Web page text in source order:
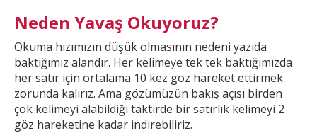
Neden Yavaş Okuyoruz?
Okuma hızımızın düşük olmasının nedeni yazıda
baktığımız alandır. Her kelimeye tek tek baktığımızda
her satır için ortalama 10 kez göz hareket ettirmek
zorunda kalırız. Ama gözümüzün bakış açısı birden
çok kelimeyi alabildiği taktirde birsatırlık kelimeyi 2
göz hareketine kadar indirebiliriz.